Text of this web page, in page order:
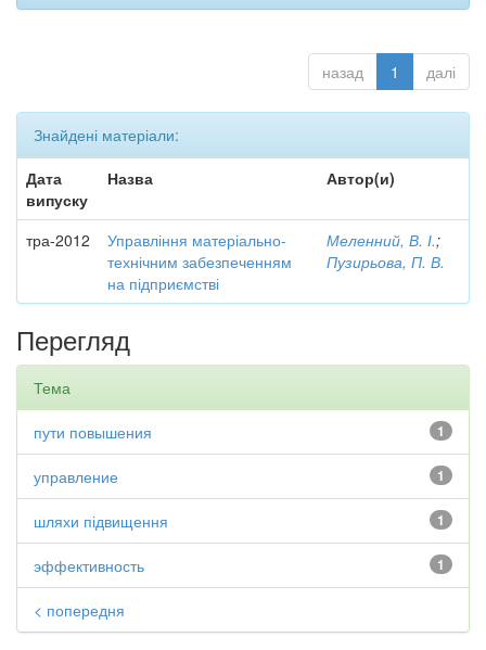
назад 1 далі
Знайдені матеріали:
Дата
випуску
Назва Автор(и)
тра-2012
Управління матеріально-
технічним забезпеченням
на підприємстві
Меленний, В. І.;
Пузирьова, П. В.
Перегляд
Тема
1
пути повышения
1
управление
1
шляхи підвищення
1
эффективность
< попередня